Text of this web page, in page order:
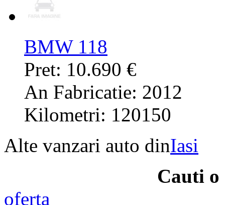
BMW 118
Pret: 10.690 €
An Fabricatie: 2012
Kilometri: 120150
Alte vanzari auto dinIasi
Cauti o
oferta